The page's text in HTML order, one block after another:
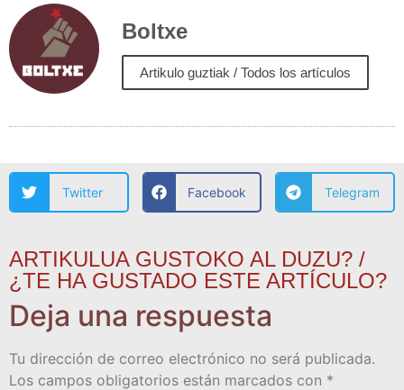
Boltxe
Artikulo guztiak / Todos los artículos
Twitter Facebook Telegram
ARTIKULUA GUSTOKO AL DUZU? /
¿TE HA GUSTADO ESTE ARTÍCULO?
Deja una respuesta
Tu dirección de correo electrónico no será publicada.
Los campos obligatorios están marcados con *